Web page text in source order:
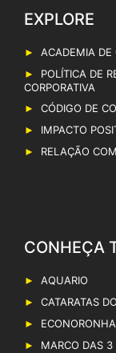
EXPLORE
ACADEMIA DE
POLÍTICA DE
CORPORATIVA
CÓDIGO DE
IMPACTO
RELAÇÃO
CONHEÇA
AQUARIO
CATARATAS
ECONORONHA
MARCO DAS 3